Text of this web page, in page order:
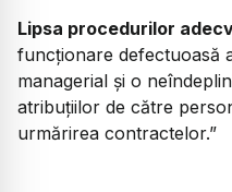
Lipsa procedurilor
funcționare defectuoasă
managerial și o
atribuțiilor de către
urmărirea contractelor.”